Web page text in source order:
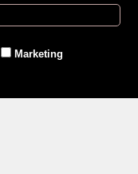
Marketing